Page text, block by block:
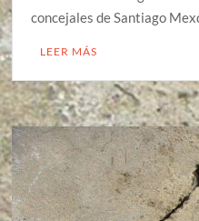
concejales de Santiago
LEER MÁS